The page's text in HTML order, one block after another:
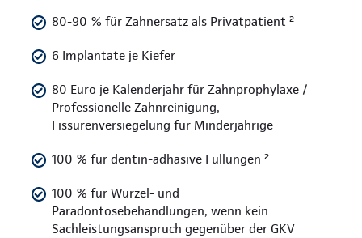
80-90 % für Zahnersatz als Privatpatient ²
6 Implantate je Kiefer
80 Euro je Kalenderjahr für Zahnprophylaxe /
Professionelle Zahnreinigung,
Fissurenversiegelung für Minderjährige
100 % für dentin-adhäsive Füllungen ²
100 % für Wurzel- und
Paradontosebehandlungen, wenn kein
Sachleistungsanspruch gegenüber der GKV